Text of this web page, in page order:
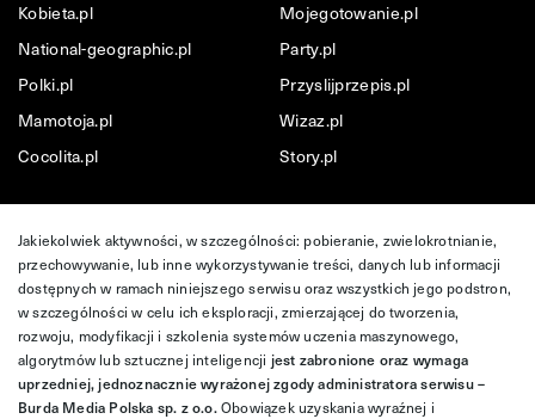
Kobieta.pl
Mojegotowanie.pl
National-geographic.pl
Party.pl
Polki.pl
Przyslijprzepis.pl
Mamotoja.pl
Wizaz.pl
Cocolita.pl
Story.pl
Jakiekolwiek aktywności, w szczególności: pobieranie, zwielokrotnianie,
przechowywanie, lub inne wykorzystywanie treści, danych lub informacji
dostępnych w ramach niniejszego serwisu oraz wszystkich jego podstron,
w szczególności w celu ich eksploracji, zmierzającej do tworzenia,
rozwoju, modyfikacji i szkolenia systemów uczenia maszynowego,
algorytmów lub sztucznej inteligencji jest zabronione oraz wymaga
uprzedniej, jednoznacznie wyrażonej zgody administratora serwisu –
Burda Media Polska sp. z o.o.Obowiązek uzyskania wyraźnej i